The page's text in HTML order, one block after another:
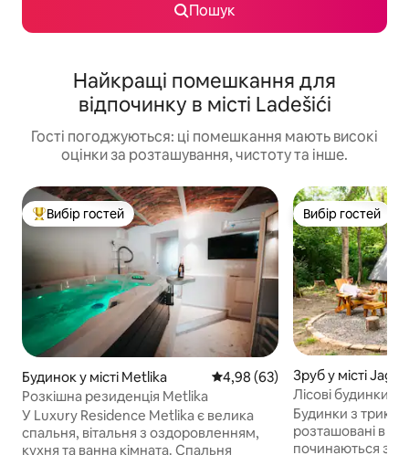
Пошук
Найкращі помешкання для
відпочинку в місті Ladešići
Гості погоджуються: ці помешкання мають високі
оцінки за розташування, чистоту та інше.
Топ вибір гостей
Вибір гостей
Будинок у місті Metlika Середня оцінка: 4,98 з 5,
4,98 (63)
Розкішна резиденція Metlika
У Luxury Residence Metlika є велика
спальня, вітальня з оздоровленням,
кухня та ванна кімната. Спальня
Вибір гостей
Вибір гостей
Зруб у місті
Лісові будинки в
Будинки з
розташовані в
починаються з